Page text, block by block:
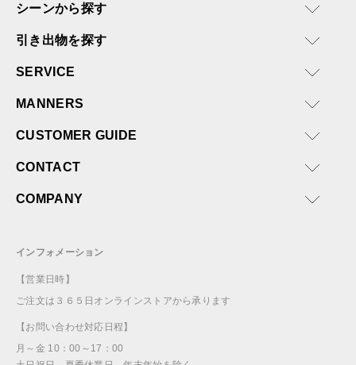
シーンから探す
引き出物を探す
SERVICE
MANNERS
CUSTOMER GUIDE
CONTACT
COMPANY
インフォメーション
【営業日時】
ご注文は３６５日オンラインストアから承ります
【お問い合わせ対応日程】
月～金 10：00～17：00